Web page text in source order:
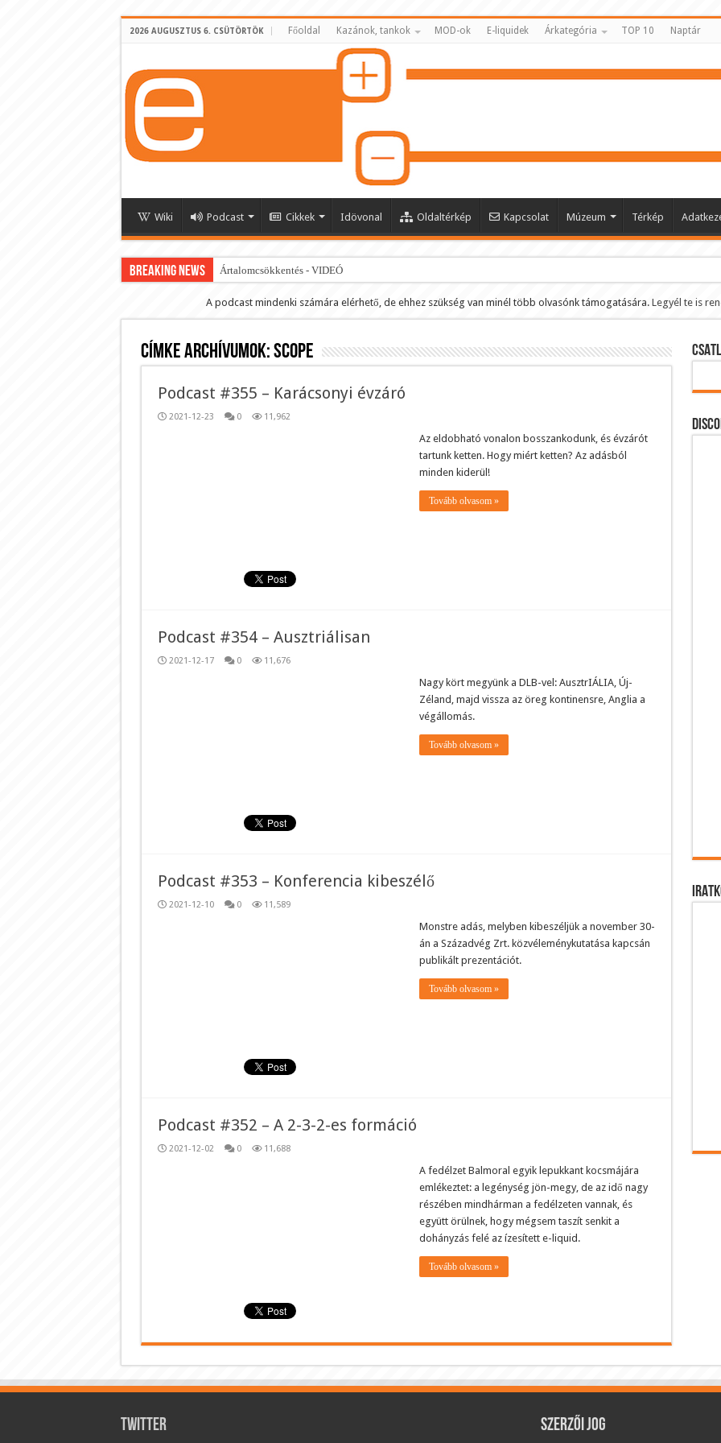
2026 AUGUSZTUS 6. CSÜTÖRTÖK Főoldal Kazánok, tankok MOD-ok E-liquidek Árkategória TOP 10 Naptár
Wiki Podcast Cikkek Idövonal Oldaltérkép Kapcsolat Múzeum Térkép
BREAKING NEWS Ártalomcsökkentés - VIDEÓ
E-cigi használati szokások 2.0
Android Podcast alkalmazás letöltése
Párásító podcast lejátszási lista
A podcast mindenki számára elérhető, de ehhez szükség van minél több olvasónk támogatására. Legyél te is
Címke archívumok:sCOPe
Podcast #355 – Karácsonyi évzáró
2021-12-23 0 11,962
Az eldobható vonalon bosszankodunk, és évzárót
tartunk ketten. Hogy miért ketten? Az adásból
minden kiderül!
Tovább olvasom »
Podcast #354 – Ausztriálisan
2021-12-17 0 11,676
Nagy kört megyünk a DLB-vel: AusztrIÁLIA, Új-
Zéland, majd vissza az öreg kontinensre, Anglia a
végállomás.
Tovább olvasom »
Podcast #353 – Konferencia kibeszélő
2021-12-10 0 11,589
Monstre adás, melyben kibeszéljük a november 30-
án a Századvég Zrt. közvéleménykutatása kapcsán
publikált prezentációt.
Tovább olvasom »
Podcast #352 – A 2-3-2-es formáció
2021-12-02 0 11,688
A fedélzet Balmoral egyik lepukkant kocsmájára
emlékeztet: a legénység jön-megy, de az idő nagy
részében mindhárman a fedélzeten vannak, és
együtt örülnek, hogy mégsem taszít senkit a
dohányzás felé az ízesített e-liquid.
Tovább olvasom »
Twitter Szerzői jog